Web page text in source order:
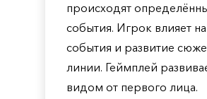
происходят
события. Игрок влияет на
события и развитие
линии. Геймплей
видом от первого лица.